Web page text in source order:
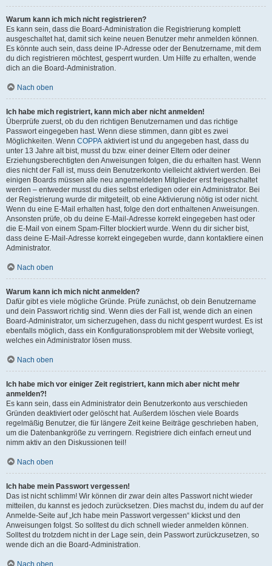
Warum kann ich mich nicht registrieren?
Es kann sein, dass die Board-Administration die Registrierung komplett
ausgeschaltet hat, damit sich keine neuen Benutzer mehr anmelden können.
Es könnte auch sein, dass deine IP-Adresse oder der Benutzername, mit dem
du dich registrieren möchtest, gesperrt wurden. Um Hilfe zu erhalten, wende
dich an die Board-Administration.
Nach oben
Ich habe mich registriert, kann mich aber nicht anmelden!
Überprüfe zuerst, ob du den richtigen Benutzernamen und das richtige
Passwort eingegeben hast. Wenn diese stimmen, dann gibt es zwei
Möglichkeiten. Wenn COPPA aktiviert ist und du angegeben hast, dass du
unter 13 Jahre alt bist, musst du bzw. einer deiner Eltern oder deiner
Erziehungsberechtigten den Anweisungen folgen, die du erhalten hast. Wenn
dies nicht der Fall ist, muss dein Benutzerkonto vielleicht aktiviert werden. Bei
einigen Boards müssen alle neu angemeldeten Mitglieder erst freigeschaltet
werden – entweder musst du dies selbst erledigen oder ein Administrator. Bei
der Registrierung wurde dir mitgeteilt, ob eine Aktivierung nötig ist oder nicht.
Wenn du eine E-Mail erhalten hast, folge den dort enthaltenen Anweisungen.
Ansonsten prüfe, ob du deine E-Mail-Adresse korrekt eingegeben hast oder
die E-Mail von einem Spam-Filter blockiert wurde. Wenn du dir sicher bist,
dass deine E-Mail-Adresse korrekt eingegeben wurde, dann kontaktiere einen
Administrator.
Nach oben
Warum kann ich mich nicht anmelden?
Dafür gibt es viele mögliche Gründe. Prüfe zunächst, ob dein Benutzername
und dein Passwort richtig sind. Wenn dies der Fall ist, wende dich an einen
Board-Administrator, um sicherzugehen, dass du nicht gesperrt wurdest. Es ist
ebenfalls möglich, dass ein Konfigurationsproblem mit der Website vorliegt,
welches ein Administrator lösen muss.
Nach oben
Ich habe mich vor einiger Zeit registriert, kann mich aber nicht mehr
anmelden?!
Es kann sein, dass ein Administrator dein Benutzerkonto aus verschieden
Gründen deaktiviert oder gelöscht hat. Außerdem löschen viele Boards
regelmäßig Benutzer, die für längere Zeit keine Beiträge geschrieben haben,
um die Datenbankgröße zu verringern. Registriere dich einfach erneut und
nimm aktiv an den Diskussionen teil!
Nach oben
Ich habe mein Passwort vergessen!
Das ist nicht schlimm! Wir können dir zwar dein altes Passwort nicht wieder
mitteilen, du kannst es jedoch zurücksetzen. Dies machst du, indem du auf der
Anmelde-Seite auf „Ich habe mein Passwort vergessen“ klickst und den
Anweisungen folgst. So solltest du dich schnell wieder anmelden können.
Solltest du trotzdem nicht in der Lage sein, dein Passwort zurückzusetzen, so
wende dich an die Board-Administration.
Nach oben